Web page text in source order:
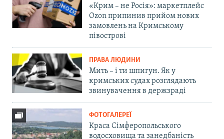
«Крим – не Росія»: маркетплейс
Ozon припинив прийом нових
замовлень на Кримському
півострові
ПРАВА ЛЮДИНИ
Мить – і ти шпигун. Як у
кримських судах розглядають
звинувачення в держзраді
ФОТОГАЛЕРЕЇ
Краса Сімферопольського
водосховища та занедбаність